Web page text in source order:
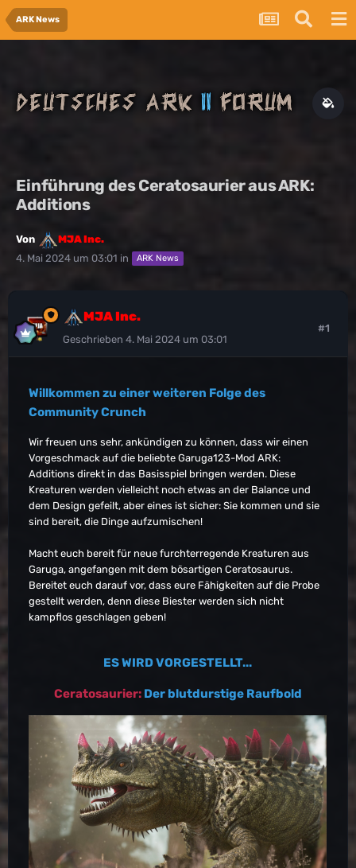
ARK News
Einführung des Ceratosaurier aus ARK:
Additions
Von
MJA Inc.
4. Mai 2024 um 03:01 in ARK News
MJA Inc.
Geschrieben 4. Mai 2024 um 03:01
#1
Willkommen zu einer weiteren Folge des
Community Crunch
Wir freuen uns sehr, ankündigen zu können, dass wir einen
Vorgeschmack auf die beliebte Garuga123-Mod ARK:
Additions direkt in das Basisspiel bringen werden. Diese
Kreaturen werden vielleicht noch etwas an der Balance und
dem Design gefeilt, aber eines ist sicher: Sie kommen und sie
sind bereit, die Dinge aufzumischen!
Macht euch bereit für neue furchterregende Kreaturen aus
Garuga, angefangen mit dem bösartigen Ceratosaurus.
Bereitet euch darauf vor, dass eure Fähigkeiten auf die Probe
gestellt werden, denn diese Biester werden sich nicht
kampflos geschlagen geben!
ES WIRD VORGESTELLT...
Ceratosaurier: Der blutdurstige Raufbold